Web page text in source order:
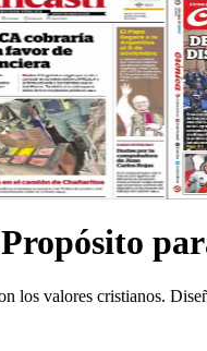
los valores cristianos.